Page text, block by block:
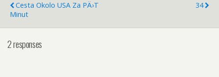
Cesta Okolo USA Za PÄ›t
Minut
34
2 responses